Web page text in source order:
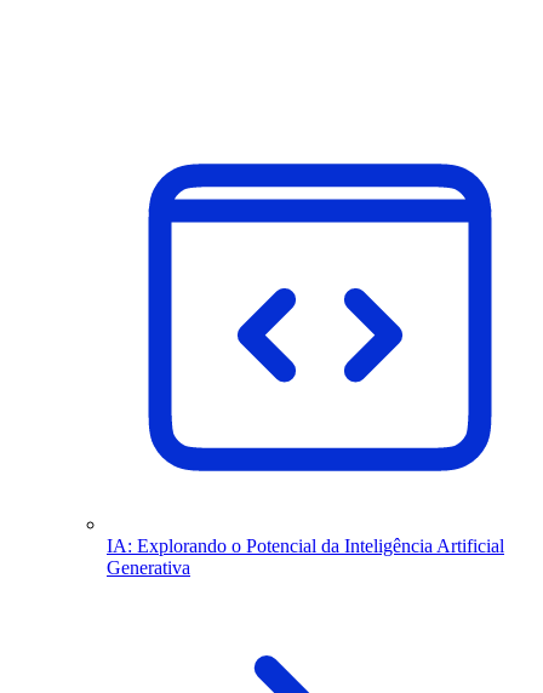
IA: Explorando o Potencial da Inteligência Artificial
Generativa